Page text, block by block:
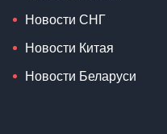
Новости СНГ
Новости Китая
Новости Беларуси